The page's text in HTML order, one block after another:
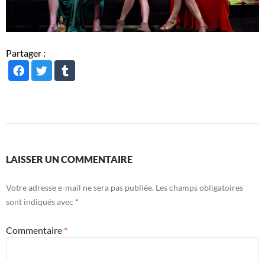
Partager :
LAISSER UN COMMENTAIRE
Votre adresse e-mail ne sera pas publiée. Les champs obligatoires
sont indiqués avec *
Commentaire *